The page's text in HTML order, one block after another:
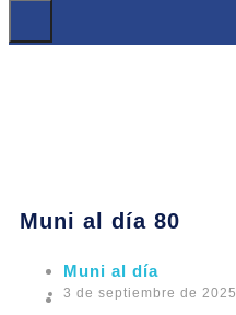
Muni al día 80
Muni al día
3 de septiembre de 2025